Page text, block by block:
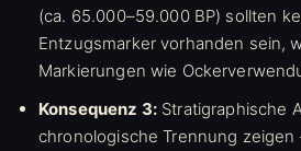
(ca. 65.000–59.000 BP) sollten
Entzugsmarker vorhanden sein,
Markierungen wie
Konsequenz 3:Stratigraphische
chronologische Trennung